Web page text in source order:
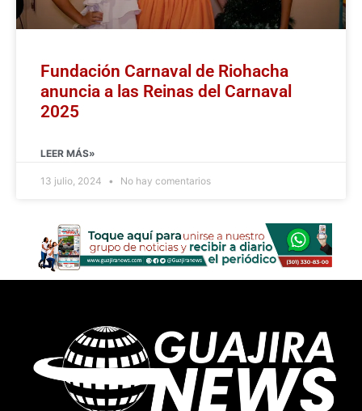
Fundación Carnaval de Riohacha
anuncia a las Reinas del Carnaval
2025
LEER MÁS»
13 julio, 2024 No hay comentarios